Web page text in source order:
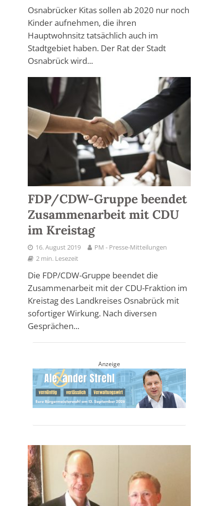
Osnabrücker Kitas sollen ab 2020 nur noch
Kinder aufnehmen, die ihren
Hauptwohnsitz tatsächlich auch im
Stadtgebiet haben. Der Rat der Stadt
Osnabrück wird...
FDP/CDW-Gruppe beendet
Zusammenarbeit mit CDU
im Kreistag
16. August 2019
PM - Presse-Mitteilungen
2 min. Lesezeit
Die FDP/CDW-Gruppe beendet die
Zusammenarbeit mit der CDU-Fraktion im
Kreistag des Landkreises Osnabrück mit
sofortiger Wirkung. Nach diversen
Gesprächen...
Anzeige